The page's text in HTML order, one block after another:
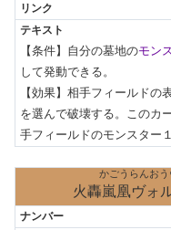
【条件】自分の墓地のモン
して発動できる。
【効果】相手フィールド
を選んで破壊する。このカ
手フィールドのモンスター
かごうらんお
火轟嵐凰ヴォ